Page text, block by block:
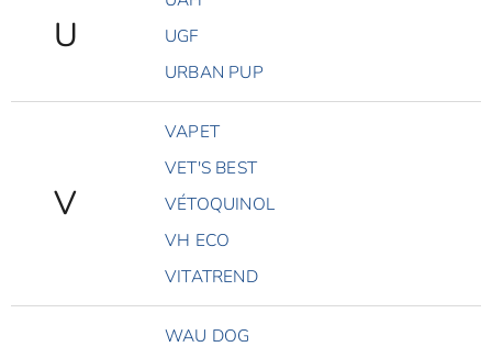
U
UGF
URBAN PUP
V
VAPET
VET'S BEST
VÉTOQUINOL
VH ECO
VITATREND
WAU DOG